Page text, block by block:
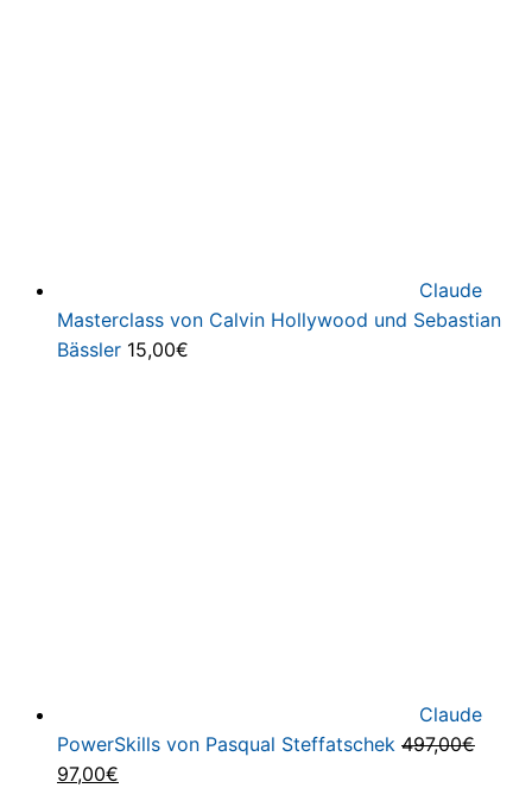
Claude
Masterclass von Calvin Hollywood und Sebastian
Bässler 15,00€
Claude
PowerSkills von Pasqual Steffatschek 497,00€
Ursprünglicher
97,00€